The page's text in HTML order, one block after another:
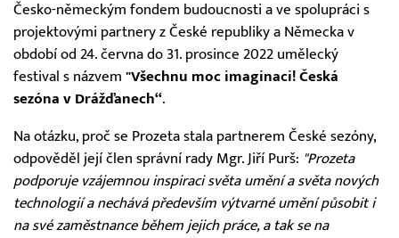
Česko-německým fondem budoucnosti a ve spolupráci s
projektovými partnery z České republiky a Německa v
období od 24. června do 31. prosince 2022 umělecký
festival s názvem "Všechnu moc imaginaci! Česká
sezóna v Drážďanech“.
Na otázku, proč se Prozeta stala partnerem České sezóny,
odpověděl její člen správní rady Mgr. Jiří Purš: "Prozeta
podporuje vzájemnou inspiraci světa umění a světa nových
technologií a nechává především výtvarné umění působit i
na své zaměstnance během jejich práce, a tak se na